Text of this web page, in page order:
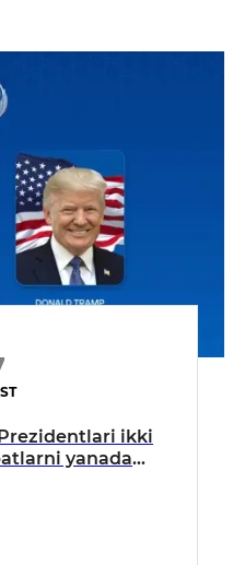
Prezidentlari ikki
yanada